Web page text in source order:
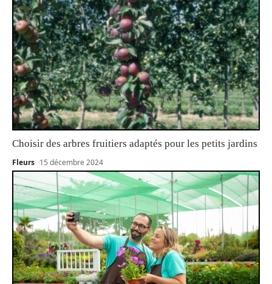
Choisir des arbres fruitiers adaptés pour les petits jardins
Fleurs 15 décembre 2024